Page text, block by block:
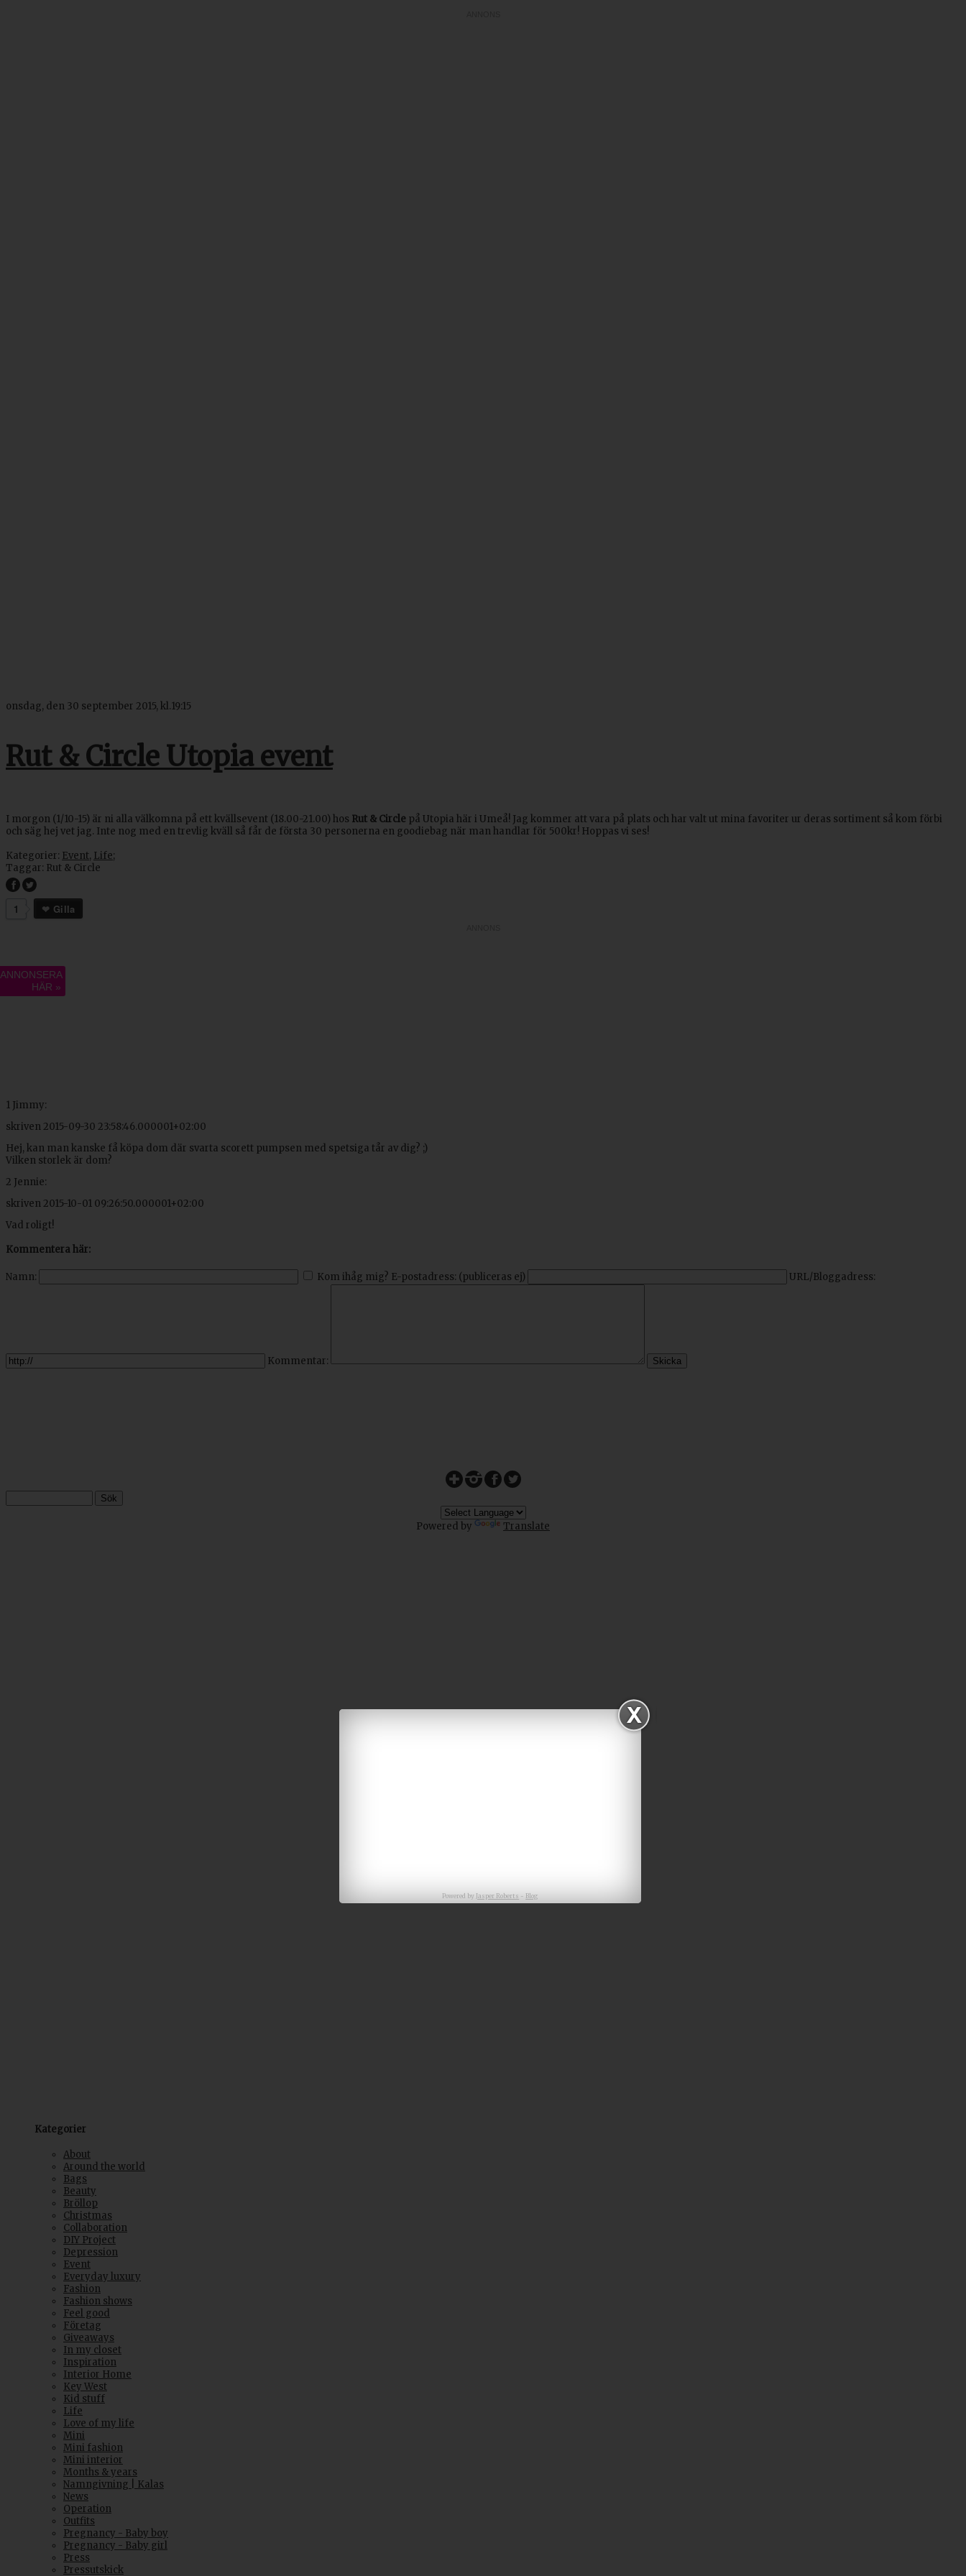
Powered by Jasper Roberts - Blog
onsdag, den 30 september 2015, kl.19:15
Rut & Circle Utopia event
I morgon (1/10-15) är ni alla välkomna på ett kvällsevent (18.00-21.00) hos Rut & Circle på Utopia här i Umeå! Jag kommer att vara på plats och har valt ut mina favoriter ur deras sortiment så kom förbi
och säg hej vet jag. Inte nog med en trevlig kväll så får de första 30 personerna en goodiebag när man handlar för 500kr! Hoppas vi ses!
Kategorier: Event, Life;
Taggar: Rut & Circle
1 Gilla
1 Jimmy:
skriven 2015-09-30 23:58:46.000001+02:00
Hej, kan man kanske få köpa dom där svarta scorett pumpsen med spetsiga tår av dig? ;)
Vilken storlek är dom?
2 Jennie:
skriven 2015-10-01 09:26:50.000001+02:00
Vad roligt!
Kommentera här:
Namn: Kom ihåg mig? E-postadress: (publiceras ej) URL/Bloggadress:
Kommentar:
Powered by Translate
Kategorier
About
Around the world
Bags
Beauty
Bröllop
Christmas
Collaboration
DIY Project
Depression
Event
Everyday luxury
Fashion
Fashion shows
Feel good
Företag
Giveaways
In my closet
Inspiration
Interior Home
Key West
Kid stuff
Life
Love of my life
Mini
Mini fashion
Mini interior
Months & years
Namngivning | Kalas
News
Operation
Outfits
Pregnancy - Baby boy
Pregnancy - Baby girl
Press
Pressutskick
ANNONSERA
HÄR »